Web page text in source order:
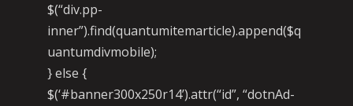
$(“div.pp-
inner”).find(quantumitemarticle).append($q
uantumdivmobile);
} else {
$(‘#banner300x250r14’).attr(“id”, “dotnAd-